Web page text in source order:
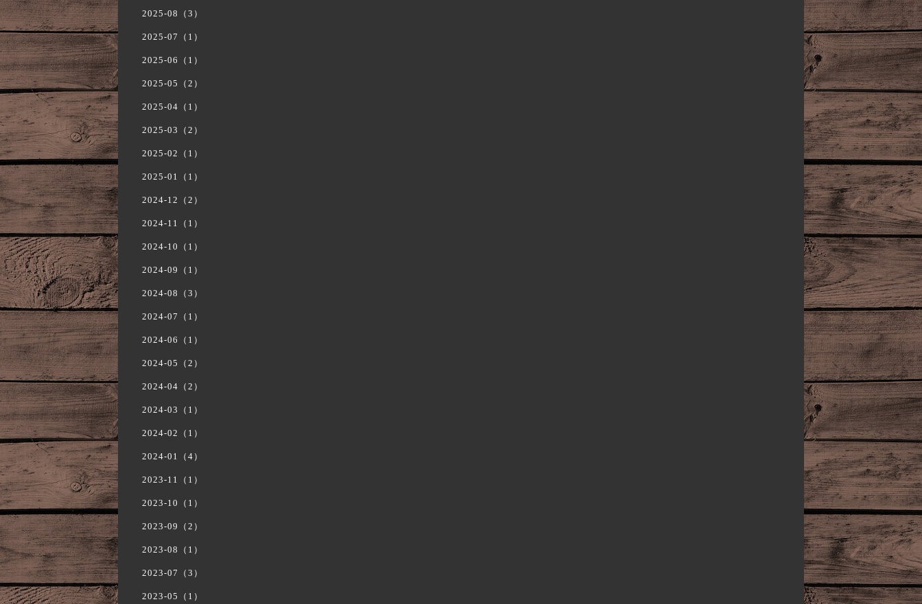
2025-08（3）
2025-07（1）
2025-06（1）
2025-05（2）
2025-04（1）
2025-03（2）
2025-02（1）
2025-01（1）
2024-12（2）
2024-11（1）
2024-10（1）
2024-09（1）
2024-08（3）
2024-07（1）
2024-06（1）
2024-05（2）
2024-04（2）
2024-03（1）
2024-02（1）
2024-01（4）
2023-11（1）
2023-10（1）
2023-09（2）
2023-08（1）
2023-07（3）
2023-05（1）